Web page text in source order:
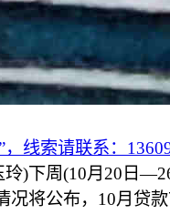
线索请联系：
)下周(10月20日
况将公布，10月贷